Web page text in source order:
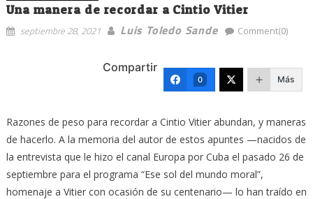
Una manera de recordar a Cintio Vitier
septiembre 28, 2021 Luis Toledo Sande Comment(0)
Compartir
0 Más
Razones de peso para recordar a Cintio Vitier abundan, y maneras
de hacerlo. A la memoria del autor de estos apuntes —nacidos de
la entrevista que le hizo el canal Europa por Cuba el pasado 26 de
septiembre para el programa “Ese sol del mundo moral”,
homenaje a Vitier con ocasión de su centenario— lo han traído en